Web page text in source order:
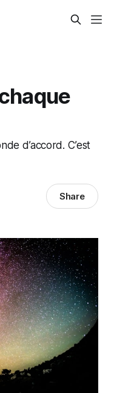
d’accord. C’est
Share